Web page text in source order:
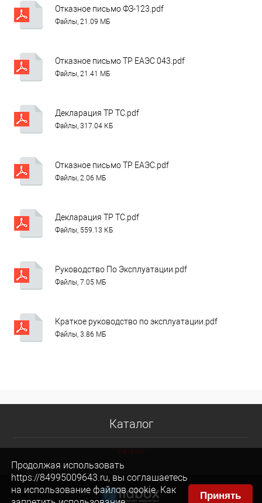
Отказное письмо ФЗ-123.pdf
Файлы, 21.09 МБ
Отказное письмо ТР ЕАЭС 043.pdf
Файлы, 21.41 МБ
Декларация ТР ТС.pdf
Файлы, 317.04 КБ
Отказное письмо ТР ЕАЭС.pdf
Файлы, 2.06 МБ
Декларация ТР ТС.pdf
Файлы, 559.13 КБ
Руководство По Эксплуатации.pdf
Файлы, 7.05 МБ
Краткое руководство по эксплуатации.pdf
Файлы, 3.86 МБ
Каталог
Каталог
Продолжая использовать
https://84995009643.ru, вы соглашаетесь
на использование файлов cookie. Как
Принять